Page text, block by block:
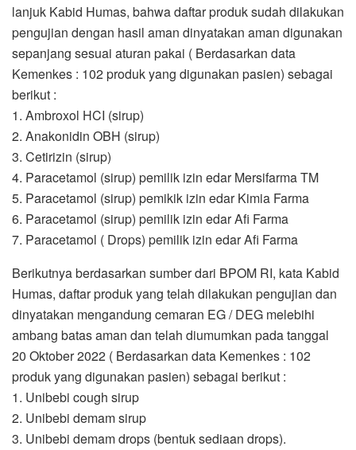
lanjuk Kabid Humas, bahwa daftar produk sudah dilakukan
pengujian dengan hasil aman dinyatakan aman digunakan
sepanjang sesuai aturan pakai ( Berdasarkan data
Kemenkes : 102 produk yang digunakan pasien) sebagai
berikut :
1. Ambroxol HCI (sirup)
2. Anakonidin OBH (sirup)
3. Cetirizin (sirup)
4. Paracetamol (sirup) pemilik izin edar Mersifarma TM
5. Paracetamol (sirup) pemikik izin edar Kimia Farma
6. Paracetamol (sirup) pemilik izin edar Afi Farma
7. Paracetamol ( Drops) pemilik izin edar Afi Farma
Berikutnya berdasarkan sumber dari BPOM RI, kata Kabid
Humas, daftar produk yang telah dilakukan pengujian dan
dinyatakan mengandung cemaran EG / DEG melebihi
ambang batas aman dan telah diumumkan pada tanggal
20 Oktober 2022 ( Berdasarkan data Kemenkes : 102
produk yang digunakan pasien) sebagai berikut :
1. Unibebi cough sirup
2. Unibebi demam sirup
3. Unibebi demam drops (bentuk sediaan drops).